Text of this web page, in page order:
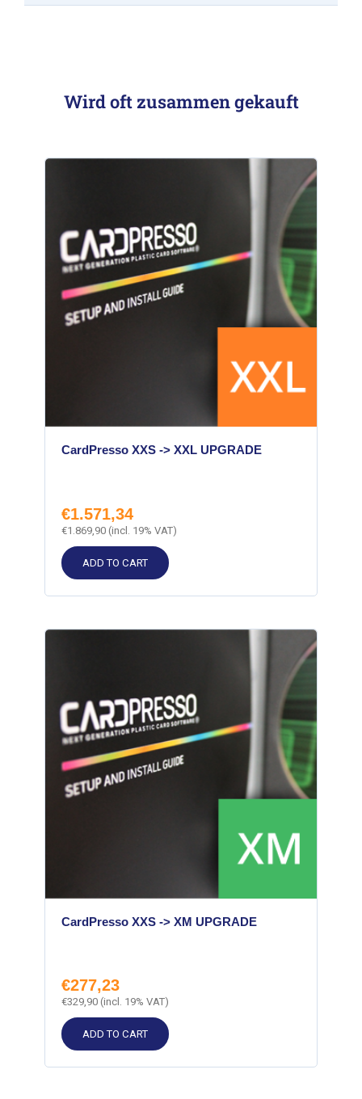
Wird oft zusammen gekauft
CardPresso XXS -> XXL UPGRADE
€1.571,34
€1.869,90 (incl. 19% VAT)
ADD TO CART
CardPresso XXS -> XM UPGRADE
€277,23
€329,90 (incl. 19% VAT)
ADD TO CART